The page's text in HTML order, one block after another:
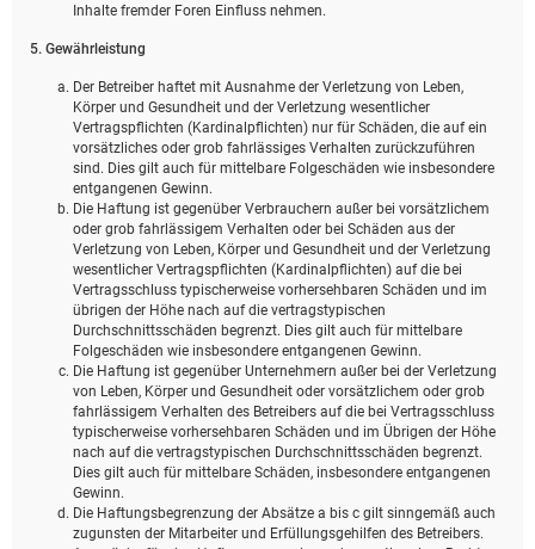
Inhalte fremder Foren Einfluss nehmen.
5. Gewährleistung
Der Betreiber haftet mit Ausnahme der Verletzung von Leben,
Körper und Gesundheit und der Verletzung wesentlicher
Vertragspflichten (Kardinalpflichten) nur für Schäden, die auf ein
vorsätzliches oder grob fahrlässiges Verhalten zurückzuführen
sind. Dies gilt auch für mittelbare Folgeschäden wie insbesondere
entgangenen Gewinn.
Die Haftung ist gegenüber Verbrauchern außer bei vorsätzlichem
oder grob fahrlässigem Verhalten oder bei Schäden aus der
Verletzung von Leben, Körper und Gesundheit und der Verletzung
wesentlicher Vertragspflichten (Kardinalpflichten) auf die bei
Vertragsschluss typischerweise vorhersehbaren Schäden und im
übrigen der Höhe nach auf die vertragstypischen
Durchschnittsschäden begrenzt. Dies gilt auch für mittelbare
Folgeschäden wie insbesondere entgangenen Gewinn.
Die Haftung ist gegenüber Unternehmern außer bei der Verletzung
von Leben, Körper und Gesundheit oder vorsätzlichem oder grob
fahrlässigem Verhalten des Betreibers auf die bei Vertragsschluss
typischerweise vorhersehbaren Schäden und im Übrigen der Höhe
nach auf die vertragstypischen Durchschnittsschäden begrenzt.
Dies gilt auch für mittelbare Schäden, insbesondere entgangenen
Gewinn.
Die Haftungsbegrenzung der Absätze a bis c gilt sinngemäß auch
zugunsten der Mitarbeiter und Erfüllungsgehilfen des Betreibers.